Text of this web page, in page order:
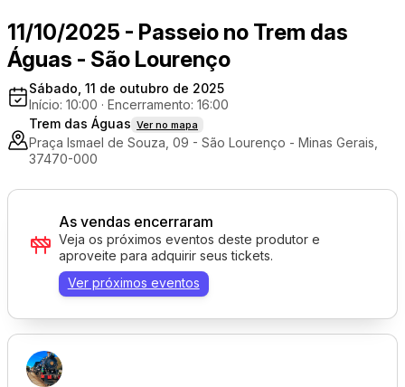
11/10/2025 - Passeio no Trem das
Águas - São Lourenço
Sábado, 11 de outubro de 2025
Início: 10:00 · Encerramento: 16:00
Trem das Águas Ver no mapa
Praça Ismael de Souza, 09 - São Lourenço - Minas Gerais,
37470-000
As vendas encerraram
Veja os próximos eventos deste produtor e
aproveite para adquirir seus tickets.
Ver próximos eventos